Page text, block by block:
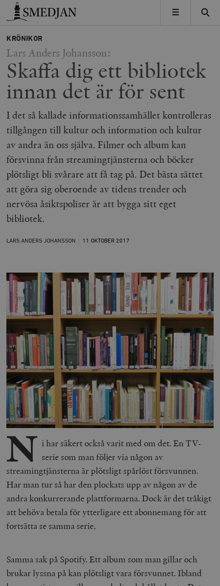
Timbro
MENY
KRÖNIKOR
Lars Anders Johansson:
Skaffa dig ett bibliotek
innan det är för sent
I det så kallade informationssamhället kontrolleras
tillgången till kultur och information och kultur
av andra än oss själva. Filmer och album kan
försvinna från streamingtjänsterna och böcker
plötsligt bli svårare att få tag på. Det bästa sättet
att göra sig oberoende av tidens trender och
nervösa åsiktspoliser är att bygga sitt eget
bibliotek.
LARS ANDERS JOHANSSON 11 OKTOBER 2017
N i har säkert också varit med om det. En TV-
serie som man följer via någon av
streamingtjänsterna är plötsligt spårlöst försvunnen.
Har man tur så har den plockats upp av någon av de
andra konkurrerande plattformarna. Dock är det tråkigt
att behöva betala för ytterligare ett abonnemang för att
fortsätta se samma serie.
Samma sak på Spotify. Ett album som man gillar och
brukar lyssna på kan plötsligt vara försvunnet. Ibland